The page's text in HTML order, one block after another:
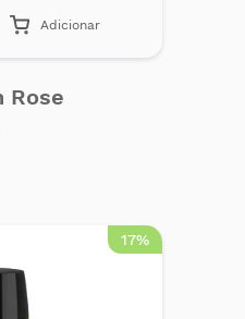
Adicionar
Rose
17%